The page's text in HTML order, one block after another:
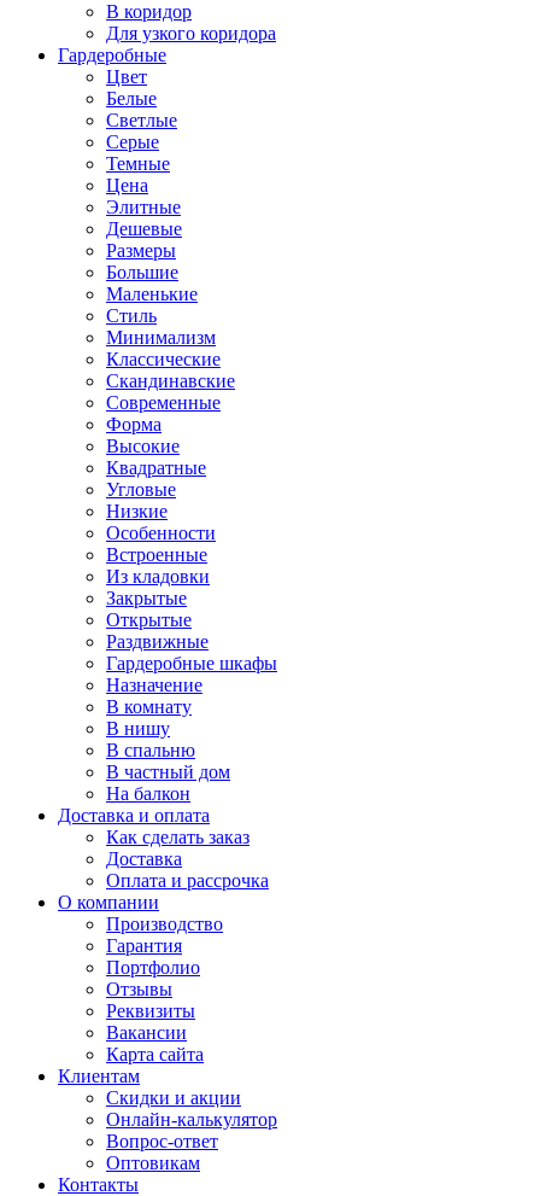
В коридор
Для узкого коридора
Гардеробные
Цвет
Белые
Светлые
Серые
Темные
Цена
Элитные
Дешевые
Размеры
Большие
Маленькие
Стиль
Минимализм
Классические
Скандинавские
Современные
Форма
Высокие
Квадратные
Угловые
Низкие
Особенности
Встроенные
Из кладовки
Закрытые
Открытые
Раздвижные
Гардеробные шкафы
Назначение
В комнату
В нишу
В спальню
В частный дом
На балкон
Доставка и оплата
Как сделать заказ
Доставка
Оплата и рассрочка
О компании
Производство
Гарантия
Портфолио
Отзывы
Реквизиты
Вакансии
Карта сайта
Клиентам
Скидки и акции
Онлайн-калькулятор
Вопрос-ответ
Оптовикам
Контакты